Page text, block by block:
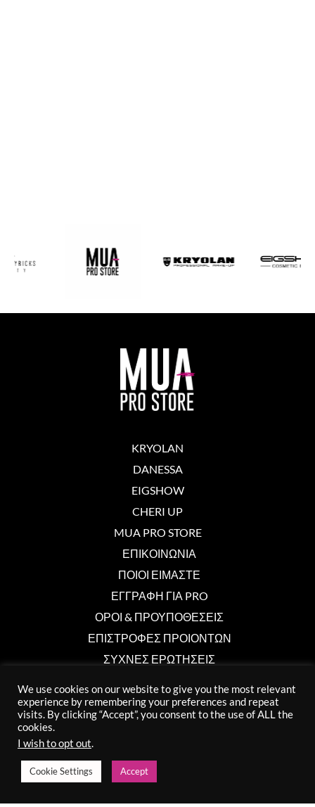
KRYOLAN
DANESSA
EIGSHOW
CHERI UP
MUA PRO STORE
ΕΠΙΚΟΙΝΩΝΙΑ
ΠΟΙΟΙ ΕΙΜΑΣΤΕ
ΕΓΓΡΑΦΗ ΓΙΑ PRO
ΟΡΟΙ & ΠΡΟΥΠΟΘΕΣΕΙΣ
ΕΠΙΣΤΡΟΦΕΣ ΠΡΟΙΟΝΤΩΝ
ΣΥΧΝΕΣ ΕΡΩΤΗΣΕΙΣ
Επικοινωνία
96 000 750
We use cookies on our website to give you the most relevant
experience by remembering your preferences and repeat
visits. By clicking “Accept”, you consent to the use of ALL the
cookies.
I wish to opt out.
Cookie Settings Accept